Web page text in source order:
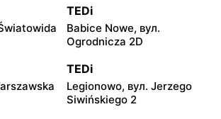
TEDi
Babice Nowe, вул.
Ogrodnicza 2D
TEDi
Legionowo, вул. Jerzego
Siwińskiego 2